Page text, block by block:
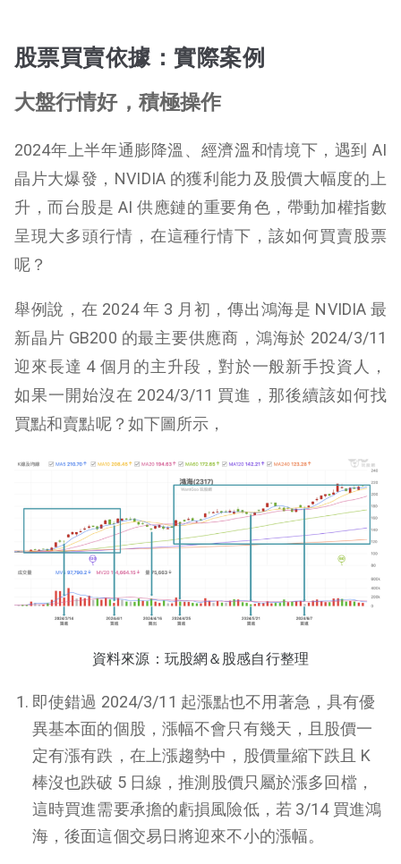
股票買賣依據：實際案例
大盤行情好，積極操作
2024年上半年通膨降溫、經濟溫和情境下，遇到 AI
晶片大爆發，NVIDIA 的獲利能力及股價大幅度的上
升，而台股是 AI 供應鏈的重要角色，帶動加權指數
呈現大多頭行情，在這種行情下，該如何買賣股票
呢？
舉例說，在 2024 年 3 月初，傳出鴻海是 NVIDIA 最
新晶片 GB200 的最主要供應商，鴻海於 2024/3/11
迎來長達 4 個月的主升段，對於一般新手投資人，
如果一開始沒在 2024/3/11 買進，那後續該如何找
買點和賣點呢？如下圖所示，
資料來源：玩股網＆股感自行整理
即使錯過 2024/3/11 起漲點也不用著急，具有優
異基本面的個股，漲幅不會只有幾天，且股價一
定有漲有跌，在上漲趨勢中，股價量縮下跌且 K
棒沒也跌破 5 日線，推測股價只屬於漲多回檔，
這時買進需要承擔的虧損風險低，若 3/14 買進鴻
海，後面這個交易日將迎來不小的漲幅。